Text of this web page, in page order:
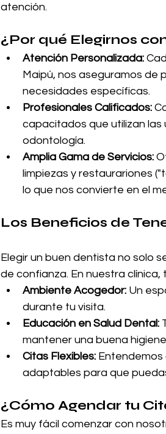
atención.
¿Por qué Elegirnos
Atención Personalizada:
Maipú, nos aseguramos
necesidades específicas.
Profesionales Calificados:
capacitados que utilizan las
odontología.
Amplia Gama de Servicios:
limpiezas y restaurariones
lo que nos convierte en el
Los Beneficios de
Elegir un buen dentista no solo
de confianza. En nuestra clínica,
Ambiente Acogedor: Un
durante tu visita.
Educación en Salud Dental:
mantener una buena
Citas Flexibles: Entendemos
adaptables para que
¿Cómo Agendar tu
Es muy fácil comenzar con